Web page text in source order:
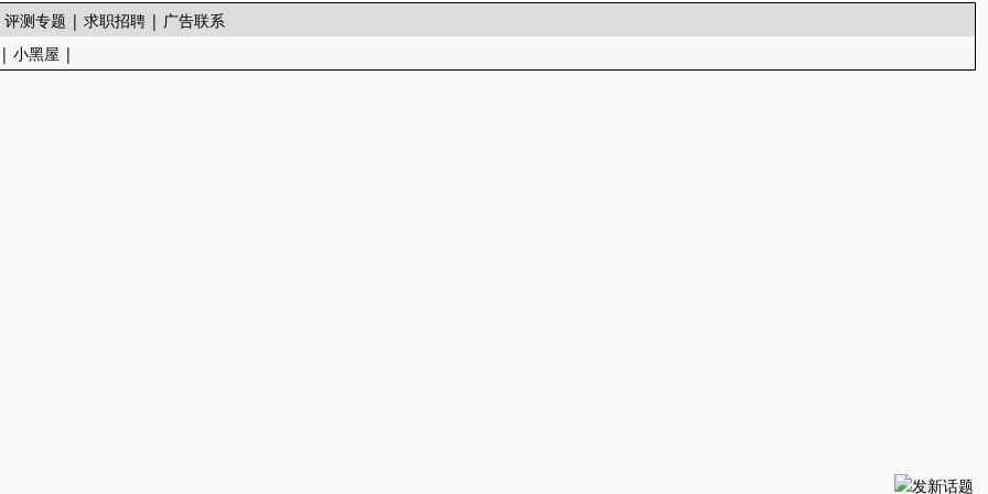
评测专题 |求职招聘 | 广告联系
|小黑屋 |